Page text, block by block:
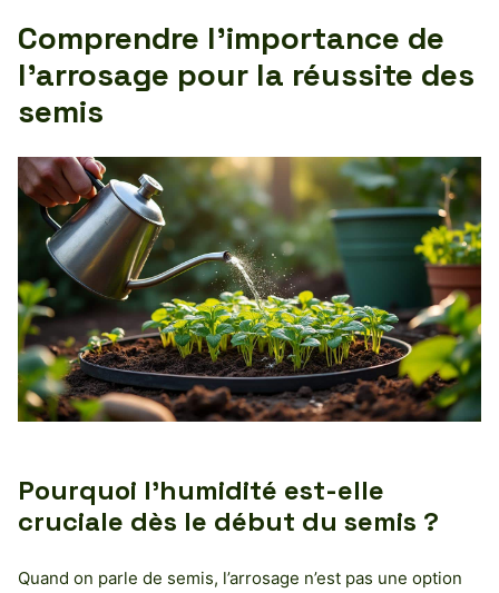
Comprendre l’importance de
l’arrosage pour la réussite des
semis
Pourquoi l’humidité est-elle
cruciale dès le début du semis ?
Quand on parle de semis, l’arrosage n’est pas une option